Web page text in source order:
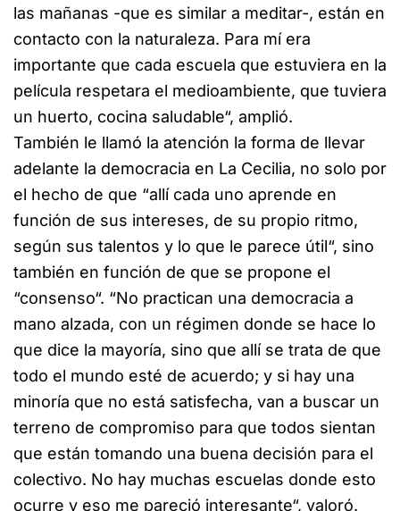
las mañanas -que es similar a meditar-, están en
contacto con la naturaleza. Para mí era
importante que cada escuela que estuviera en la
película respetara el medioambiente, que tuviera
un huerto, cocina saludable“, amplió.
También le llamó la atención la forma de llevar
adelante la democracia en La Cecilia, no solo por
el hecho de que “allí cada uno aprende en
función de sus intereses, de su propio ritmo,
según sus talentos y lo que le parece útil“, sino
también en función de que se propone el
“consenso“. “No practican una democracia a
mano alzada, con un régimen donde se hace lo
que dice la mayoría, sino que allí se trata de que
todo el mundo esté de acuerdo; y si hay una
minoría que no está satisfecha, van a buscar un
terreno de compromiso para que todos sientan
que están tomando una buena decisión para el
colectivo. No hay muchas escuelas donde esto
ocurre y eso me pareció interesante“, valoró.